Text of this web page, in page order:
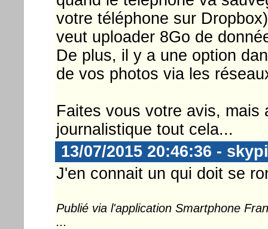
votre téléphone sur
veut uploader 8Go de
De plus, il y a une option
de vos photos via les
Faites vous votre avis, mais
journalistique tout cela...
13/07/2015 20:46:36 -
J'en connait un qui doit se
Publié via l'application Smartphone
...